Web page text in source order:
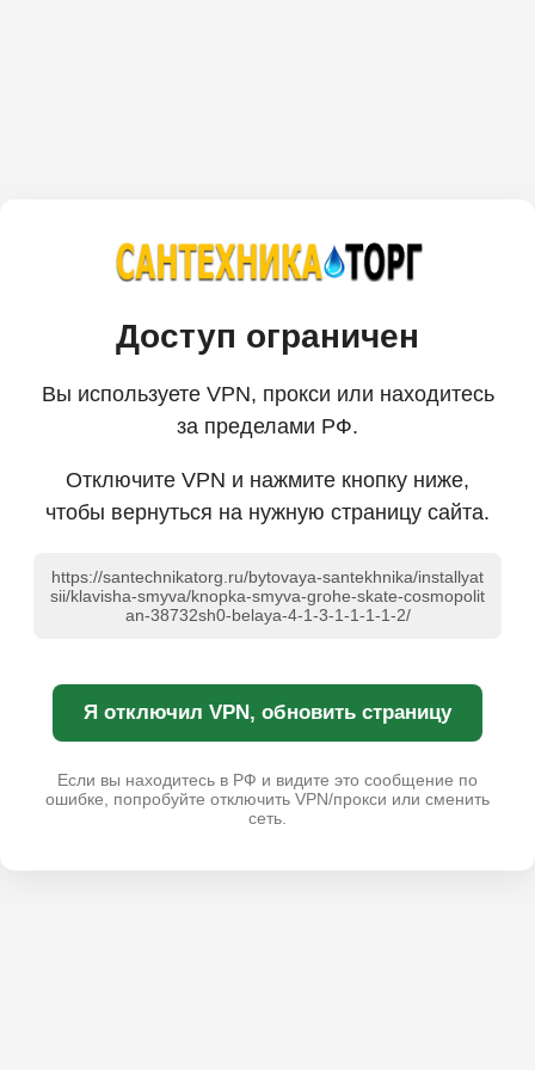
Доступ ограничен
Вы используете VPN, прокси или находитесь
за пределами РФ.
Отключите VPN и нажмите кнопку ниже,
чтобы вернуться на нужную страницу сайта.
https://santechnikatorg.ru/bytovaya-santekhnika/installyat
sii/klavisha-smyva/knopka-smyva-grohe-skate-cosmopolit
an-38732sh0-belaya-4-1-3-1-1-1-1-2/
Я отключил VPN, обновить страницу
Если вы находитесь в РФ и видите это сообщение по
ошибке, попробуйте отключить VPN/прокси или сменить
сеть.